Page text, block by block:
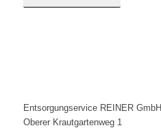
Entsorgungservice REINER GmbH
Oberer Krautgartenweg 1